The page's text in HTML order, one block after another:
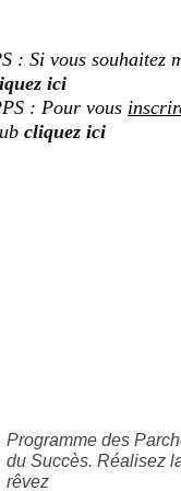
: Si vous souhaitez
ici
: Pour vous
cliquez ici
Programme des
du Succès. Réalisez
rêvez